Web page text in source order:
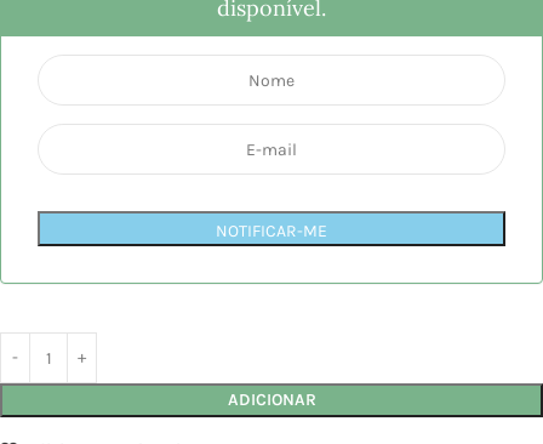
disponível.
NOTIFICAR-ME
ADICIONAR